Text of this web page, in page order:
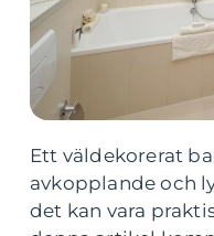
Ett väldekorerat
avkopplande och
det kan vara